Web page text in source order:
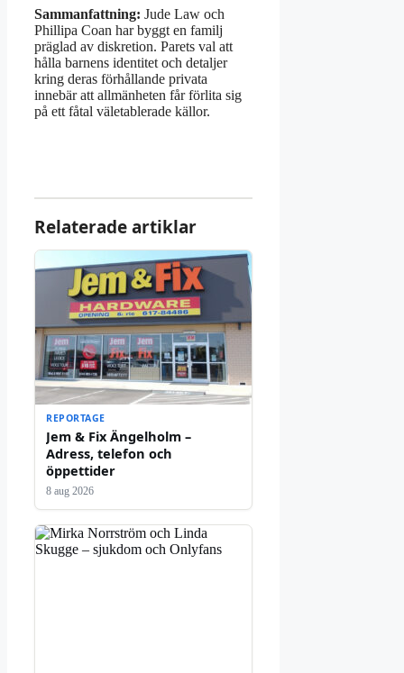
Sammanfattning: Jude Law och
Phillipa Coan har byggt en familj
präglad av diskretion. Parets val att
hålla barnens identitet och detaljer
kring deras förhållande privata
innebär att allmänheten får förlita sig
på ett fåtal väletablerade källor.
Relaterade artiklar
REPORTAGE
Jem & Fix Ängelholm –
Adress, telefon och
öppettider
8 aug 2026